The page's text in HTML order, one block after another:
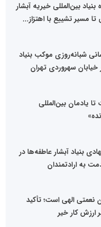
بین‌المللی خیریه آبشار
مسیر تشییع با اهتزاز...
شبانه‌روزی موکب بنیاد
خیابان سهروردی تهران
یادمان بین‌المللی
بنیاد آبشار عاطفه‌ها در
به ارادتمندان
نعمتی الهی است؛ تأکید
کار خیر